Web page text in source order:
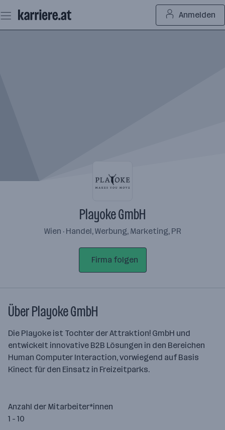
Seiteninhalt
springen
Anmelden
Playoke GmbH
Wien · Handel, Werbung, Marketing, PR
Firma folgen
Über Playoke GmbH
Die Playoke ist Tochter der Attraktion! GmbH und
entwickelt innovative B2B Lösungen in den Bereichen
Human Computer Interaction, vorwiegend auf Basis
Kinect für den Einsatz in Freizeitparks.
Anzahl der Mitarbeiter*innen
1 - 10